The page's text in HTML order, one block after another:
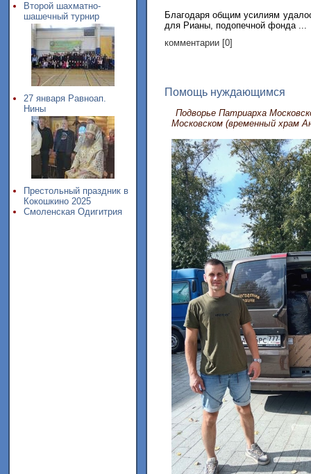
Второй шахматно-
шашечный турнир
27 января Равноап.
Нины
Престольный праздник в
Кокошкино 2025
Смоленская Одигитрия
Благодаря общим усилиям
для Рианы, подопечной фонда ...
комментарии [0]
Помощь нуждающимся
Подворье Патриарха
Московском (временный храм